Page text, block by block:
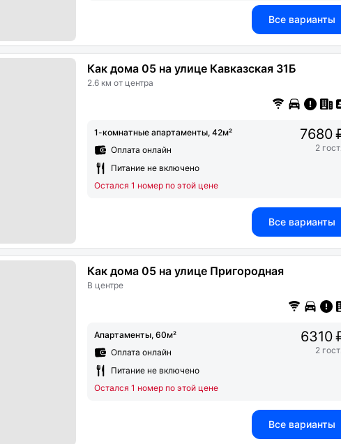
Все варианты
Как дома 05 на улице Кавказская 31Б
2.6 км от центра
1-комнатные апартаменты, 42м²
Оплата онлайн
Питание не включено
Остался 1 номер по этой цене
7680
2
Все варианты
Как дома 05 на улице Пригородная
В центре
Апартаменты, 60м²
Оплата онлайн
Питание не включено
Остался 1 номер по этой цене
6310
2
Все варианты